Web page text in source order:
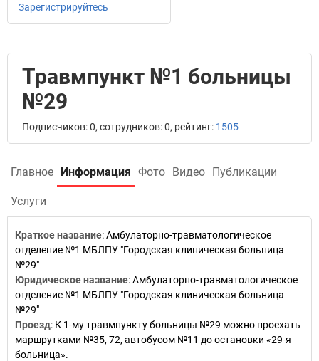
Зарегистрируйтесь
Травмпункт №1 больницы
№29
Подписчиков: 0, сотрудников: 0, рейтинг: 1505
Главное Информация Фото Видео Публикации
Услуги
Краткое название:Амбулаторно-травматологическое
отделение №1 МБЛПУ "Городская клиническая больница
№29"
Юридическое название:Амбулаторно-травматологическое
отделение №1 МБЛПУ "Городская клиническая больница
№29"
Проезд: К 1-му травмпункту больницы №29 можно проехать
маршрутками №35, 72, автобусом №11 до остановки «29-я
больница».